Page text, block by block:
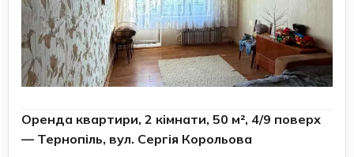
Оренда квартири, 2 кімнати, 50 м², 4/9 поверх
— Тернопіль, вул. Сергія Корольова